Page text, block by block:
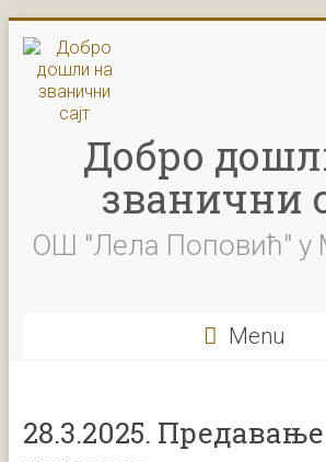
to
content
Добро
званични
ОШ "Лела Поповић" у
Menu
28.3.2025.